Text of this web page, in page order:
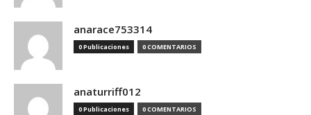
anarace753314
0 Publicaciones 0 COMENTARIOS
anaturriff012
0 Publicaciones 0 COMENTARIOS